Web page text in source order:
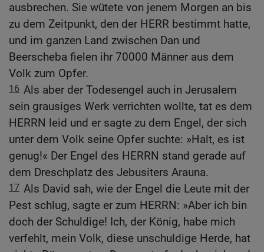
ausbrechen. Sie wütete von jenem Morgen an bis
zu dem Zeitpunkt, den der HERR bestimmt hatte,
und im ganzen Land zwischen Dan und
Beerscheba fielen ihr 70000 Männer aus dem
Volk zum Opfer.
16 Als aber der Todesengel auch in Jerusalem
sein grausiges Werk verrichten wollte, tat es dem
HERRN leid und er sagte zu dem Engel, der sich
unter dem Volk seine Opfer suchte: »Halt, es ist
genug!« Der Engel des HERRN stand gerade auf
dem Dreschplatz des Jebusiters Arauna.
17 Als David sah, wie der Engel die Leute mit der
Pest schlug, sagte er zum HERRN: »Aber ich bin
doch der Schuldige! Ich, der König, habe mich
verfehlt, mein Volk, diese unschuldige Herde, hat